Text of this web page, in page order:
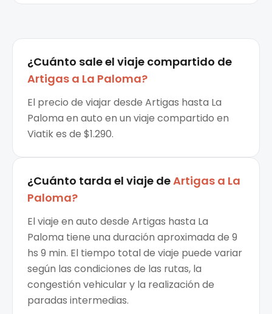
¿Cuánto sale el viaje compartido de
Artigas a La Paloma?
El precio de viajar desde Artigas hasta La
Paloma en auto en un viaje compartido en
Viatik es de $1.290.
¿Cuánto tarda el viaje deArtigas a La
Paloma?
El viaje en auto desde Artigas hasta La
Paloma tiene una duración aproximada de 9
hs 9 min. El tiempo total de viaje puede variar
según las condiciones de las rutas, la
congestión vehicular y la realización de
paradas intermedias.